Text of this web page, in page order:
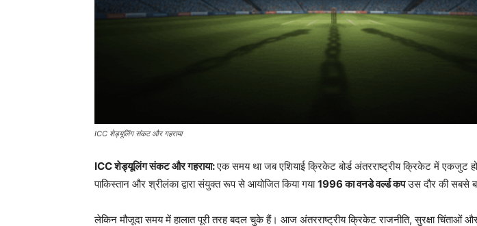
ICC शेड्यूलिंग संकट और गहराया
ICC शेड्यूलिंग संकट और गहराया:एक समय था जब एशियाई क्रिकेट बोर्ड अंतरराष्ट्रीय क्रिकेट में
पाकिस्तान और श्रीलंका द्वारा संयुक्त रूप से आयोजित किया गया1996 का वनडे वर्ल्ड कपउस दौर की सबसे
लेकिन मौजूदा समय में हालात पूरी तरह बदल चुके हैं। आज अंतरराष्ट्रीय क्रिकेट राजनीति, सुरक्षा चिंताओं और